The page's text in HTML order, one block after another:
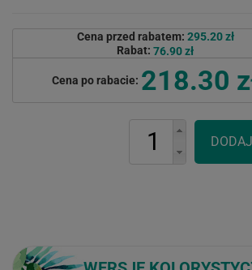
Cena przed rabatem: 295.20 zł
Rabat: 76.90 zł
Cena po rabacie: 218.30